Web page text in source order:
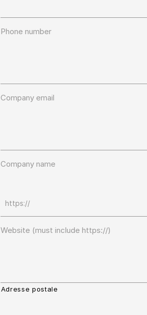
Phone number
Company email
Company name
Website (must include https://)
Adresse postale